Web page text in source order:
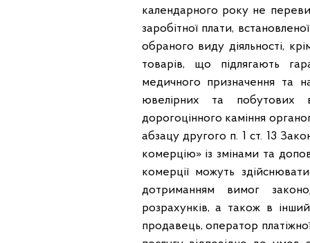
календарного року не
заробітної плати,
обраного виду діяльності,
товарів, що підлягають
медичного призначення та
ювелірних та побутових
дорогоцінного каміння
абзацу другого п. 1 ст. 13
комерцію» із змінами та
комерції можуть
дотриманням вимог
розрахунків, а також в
продавець, оператор